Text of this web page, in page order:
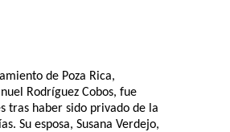
de Poza Rica,
Rodríguez Cobos, fue
tras haber sido privado de la
Su esposa, Susana Verdejo,